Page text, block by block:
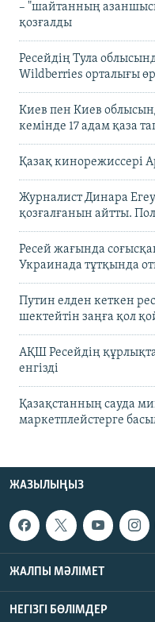
– "шайтанның
қозғалды
Ресейдің Тула
Wildberries орталығы
Киев пен Киев
кемінде 17 адам қаза
Қазақ кинорежиссері
Журналист Динара
қозғалғанын айтты.
Ресей жағында
Украинада тұтқында
Путин елден кеткен
шектейтін заңға қол
АҚШ Ресейдің
енгізді
Қазақстанның сауда
маркетплейстерге
ЖАЗЫЛЫҢЫЗ
ЖАЛПЫ МӘЛІМЕТ
НЕГІЗГІ БӨЛІМДЕР